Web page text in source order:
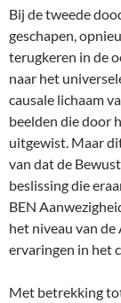
Bij de tweede
geschapen,
terugkeren in de
naar het
causale lichaam
beelden die door
uitgewist. Maar
van dat de
beslissing die
BEN
het niveau van
ervaringen in het
Met betrekking